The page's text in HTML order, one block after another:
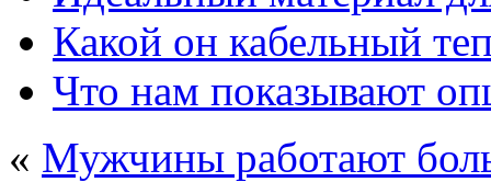
Какой он кабельный
Что нам показывают
« Мужчины работают